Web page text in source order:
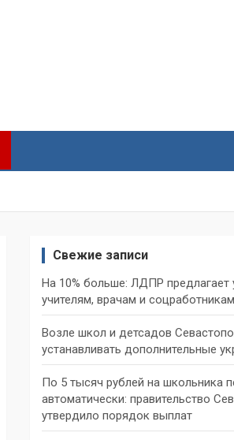
Свежие записи
На 10% больше: ЛДПР предлагает
учителям, врачам и соцработникам
Возле школ и детсадов
устанавливать дополнительные
По 5 тысяч рублей на школьника
автоматически: правительство
утвердило порядок выплат